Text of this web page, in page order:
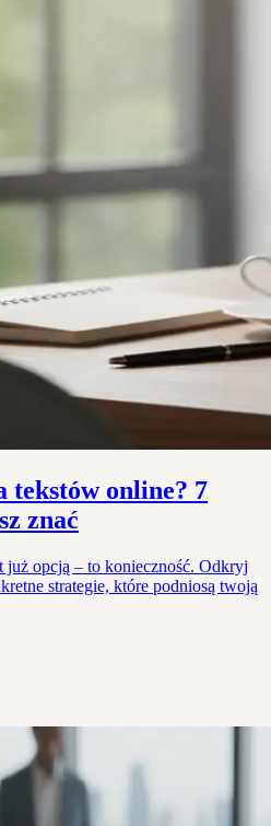
tekstów online? 7
znać
opcją – to konieczność. Odkryj
strategie, które podniosą twoją